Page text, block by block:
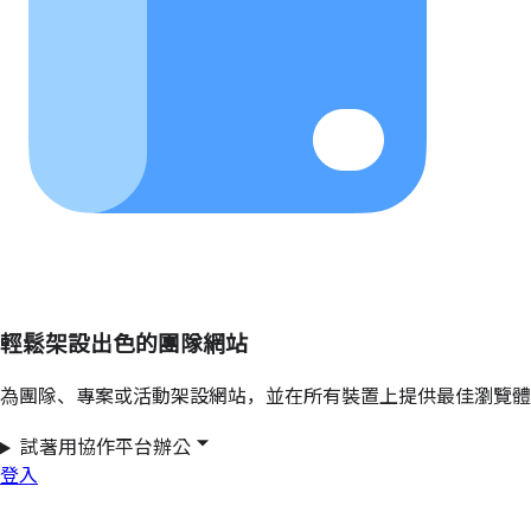
輕鬆架設出色的團隊網站
為團隊、專案或活動架設網站，並在所有裝置上提供最佳瀏覽
試著用協作平台辦公
登入